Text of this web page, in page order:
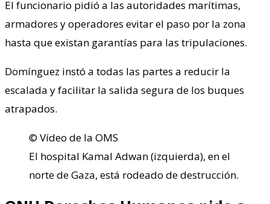
El funcionario pidió a las autoridades marítimas,
armadores y operadores evitar el paso por la zona
hasta que existan garantías para las tripulaciones.
Domínguez instó a todas las partes a reducir la
escalada y facilitar la salida segura de los buques
atrapados.
© Vídeo de la OMS
El hospital Kamal Adwan (izquierda), en el
norte de Gaza, está rodeado de destrucción.